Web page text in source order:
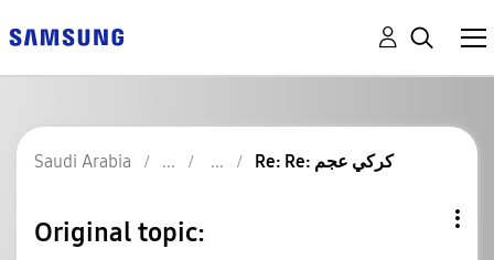
Saudi Arabia Re: Re: كركي عجم
Original topic: